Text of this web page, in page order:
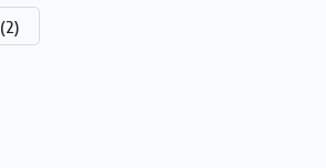
(2)